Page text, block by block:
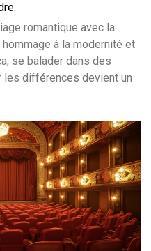
romantique avec la
à la modernité et
se balader dans des
différences devient un